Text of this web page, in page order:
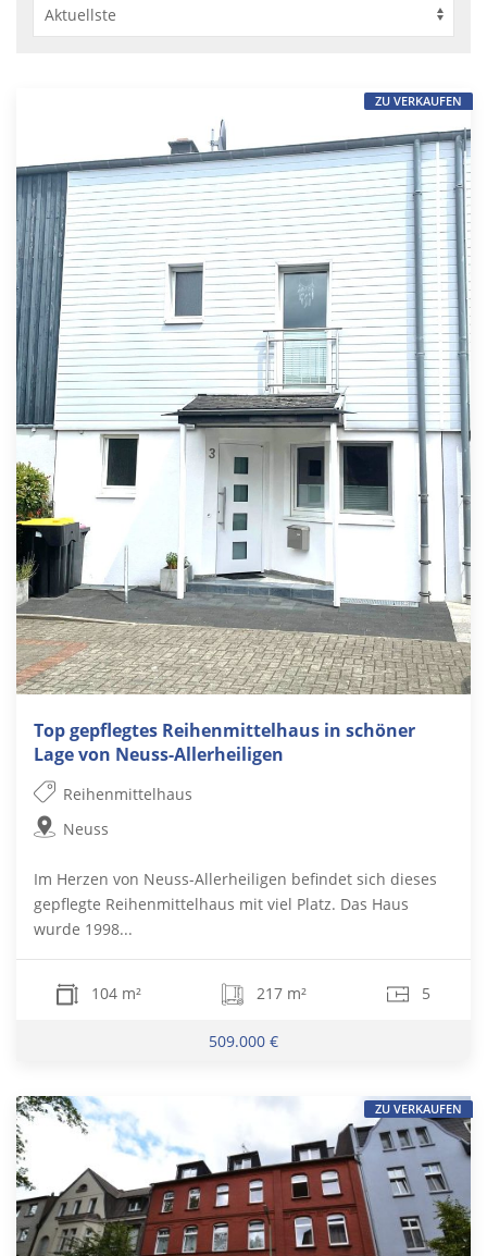
Top gepflegtes Reihenmittelhaus in schöner
Lage von Neuss-Allerheiligen
Reihenmittelhaus
Neuss
Im Herzen von Neuss-Allerheiligen befindet sich dieses
gepflegte Reihenmittelhaus mit viel Platz. Das Haus
wurde 1998...
104 m² 217 m² 5
509.000 €
ZU VERKAUFEN
ZU VERKAUFEN